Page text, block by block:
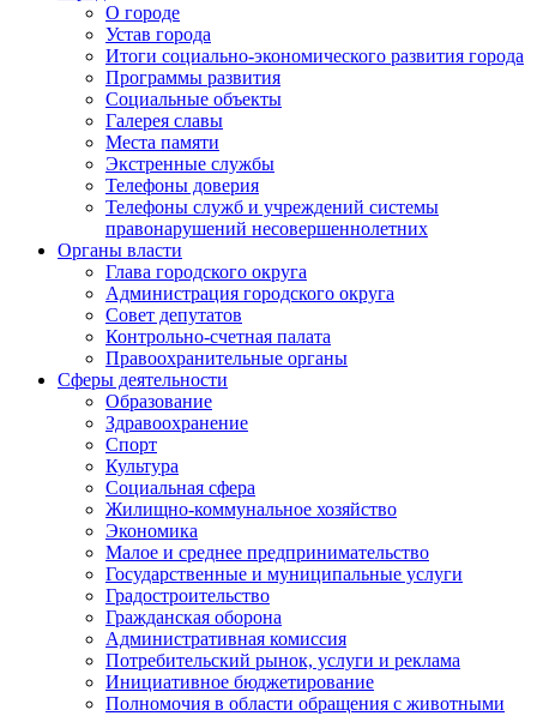
О городе
Устав города
Итоги социально-экономического развития города
Программы развития
Социальные объекты
Галерея славы
Места памяти
Экстренные службы
Телефоны доверия
Телефоны служб и учреждений системы
правонарушений несовершеннолетних
Органы власти
Глава городского округа
Администрация городcкого округа
Совет депутатов
Контрольно-счетная палата
Правоохранительные органы
Сферы деятельности
Образование
Здравоохранение
Спорт
Культура
Социальная сфера
Жилищно-коммунальное хозяйство
Экономика
Малое и среднее предпринимательство
Государственные и муниципальные услуги
Градостроительство
Гражданская оборона
Административная комиссия
Потребительский рынок, услуги и реклама
Инициативное бюджетирование
Полномочия в области обращения с животными